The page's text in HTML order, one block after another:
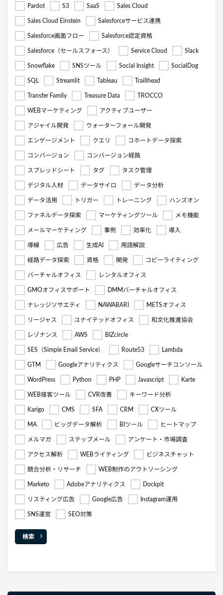
Pardot S3 SaaS Sales Cloud
Sales Cloud Einstein Salesforceサービス連携
Salesforce画面フロー Salesforce認定資格
Salesforce（セールスフォース） Service Cloud Slack
Snowflake SNSツール Social Insight SocialDog
SQL Streamlit Tableau Traillhead
Transfer Family Treasure Data TROCCO
WEBマーケティング アクティブユーザー
アジャイル開発 ウォーターフォール開発
エンゲージメント クエリ コホートデータ探索
コンバージョン コンバージョン経路
スプレッドシート タグ タスク管理
デジタル人材 データサイロ データ分析
データ活用 トリガー トレーニング ハンズオン
ファネルデータ探索 マーケティングツール メモ機能
メールマーケティング 事例 効率化 導入
導線 広告 生成AI 用語解説
経路データ探索 資格 開発 コピーライティング
バーチャルオフィス レンタルオフィス
GMOオフィスサポート DMMバーチャルオフィス
ナレッジソサエティ NAWABARI METSオフィス
リージャス ユナイテッドオフィス 和文化推進協会
レゾナンス AWS BIZcircle
SES（Simple Email Service） Route53 Lambda
GTM Googleアナリティクス Googleサーチコンソール
WordPress Python PHP Javascript Karte
WEB接客ツール CVR改善 キーワード分析
Karigo CMS SFA CRM CXツール
MA ビッグデータ解析 BIツール ヒートマップ
メルマガ ステップメール アンケート・市場調査
アクセス解析 WEBライティング ビジネスチャット
競合分析・リサーチ WEB制作のアウトソーシング
Marketo Adobeアナリティクス Dockpit
リスティング広告 Google広告 Instagram運用
SNS運営 SEO対策
検索